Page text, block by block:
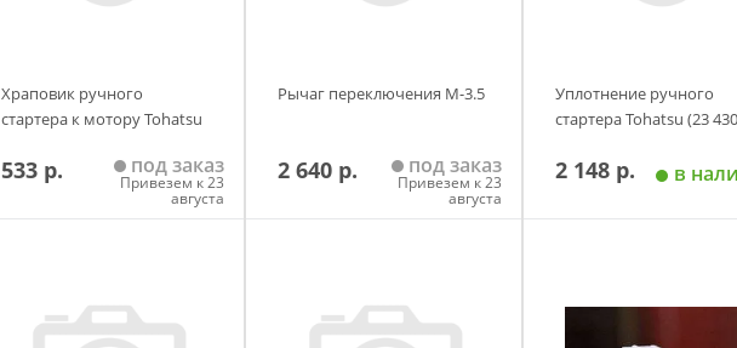
Храповик ручного
стартера к мотору Tohatsu
533 р. под заказ
Привезем к 23
августа
Рычаг переключения M-3.5
2 640 р. под заказ
Привезем к 23
августа
Уплотнение ручного
стартера Tohatsu (23
2 148 р. в